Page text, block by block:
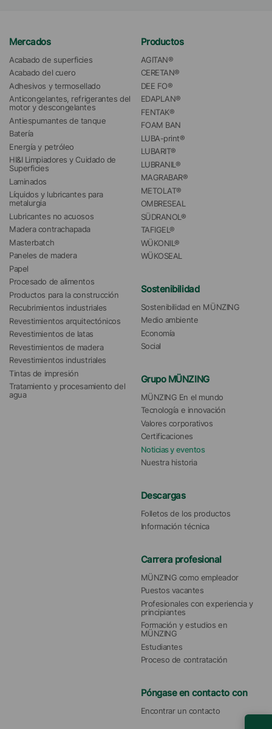
Mercados
Acabado de superficies
Acabado del cuero
Adhesivos y termosellado
Anticongelantes, refrigerantes del
motor y descongelantes
Antiespumantes de tanque
Batería
Energía y petróleo
HI&I Limpiadores y Cuidado de
Superficies
Laminados
Líquidos y lubricantes para
metalurgia
Lubricantes no acuosos
Madera contrachapada
Masterbatch
Paneles de madera
Papel
Procesado de alimentos
Productos para la construcción
Recubrimientos industriales
Revestimientos arquitectónicos
Revestimientos de latas
Revestimientos de madera
Revestimientos industriales
Tintas de impresión
Tratamiento y procesamiento del
agua
Productos
AGITAN®
CERETAN®
DEE FO®
EDAPLAN®
FENTAK®
FOAM BAN
LUBA-print®
LUBARIT®
LUBRANIL®
MAGRABAR®
METOLAT®
OMBRESEAL
SÜDRANOL®
TAFIGEL®
WÜKONIL®
WÜKOSEAL
Sostenibilidad
Sostenibilidad en MÜNZING
Medio ambiente
Economía
Social
Grupo MÜNZING
MÜNZING En el mundo
Tecnología e innovación
Valores corporativos
Certificaciones
Noticias y eventos
Nuestra historia
Descargas
Folletos de los productos
Información técnica
Carrera profesional
MÜNZING como empleador
Puestos vacantes
Profesionales con experiencia y
principiantes
Formación y estudios en
MÜNZING
Estudiantes
Proceso de contratación
Póngase en contacto con
Encontrar un contacto